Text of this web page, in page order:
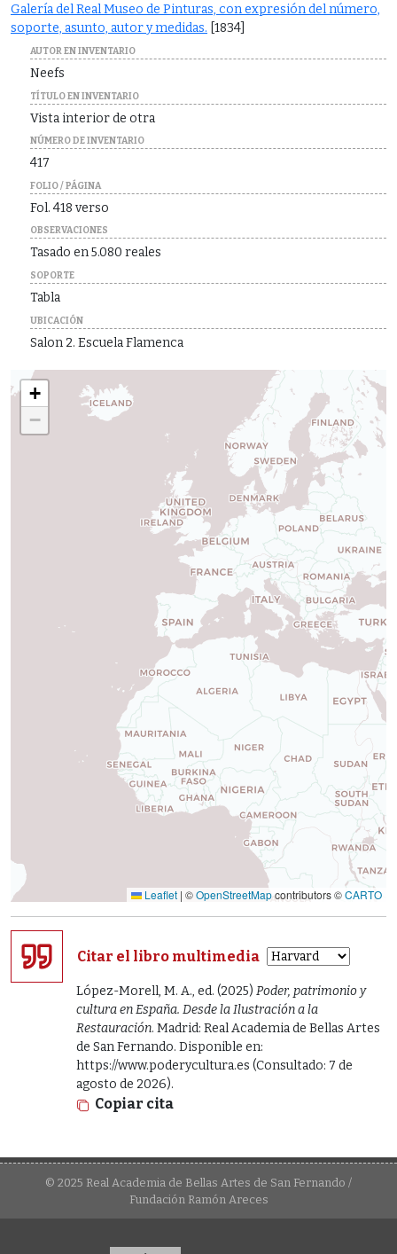
Galería del Real Museo de Pinturas, con expresión del número,
soporte, asunto, autor y medidas. [1834]
AUTOR EN INVENTARIO
Neefs
TÍTULO EN INVENTARIO
Vista interior de otra
NÚMERO DE INVENTARIO
417
FOLIO / PÁGINA
Fol. 418 verso
OBSERVACIONES
Tasado en 5.080 reales
SOPORTE
Tabla
UBICACIÓN
Salon 2. Escuela Flamenca
+
−
Leaflet | ©OpenStreetMapcontributors ©CARTO
Citar el libro multimedia
López-Morell, M. A., ed. (2025) Poder, patrimonio y
cultura en España. Desde la Ilustración a la
Restauración. Madrid: Real Academia de Bellas Artes
de San Fernando. Disponible en:
https://www.poderycultura.es (Consultado: 7 de
agosto de 2026).
Copiar cita
© 2025 Real Academia de Bellas Artes de San Fernando /
Fundación Ramón Areces